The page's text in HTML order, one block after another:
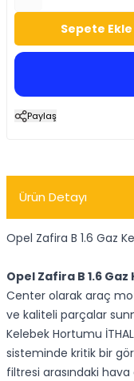
Sepete Ekle
Paylaş
Ürün Detayı
Opel Zafira B 1.6 Gaz
Opel Zafira B 1.6
Center olarak araç
ve kaliteli parçalar
Kelebek Hortumu
sisteminde kritik bir
filtresi arasındaki hava